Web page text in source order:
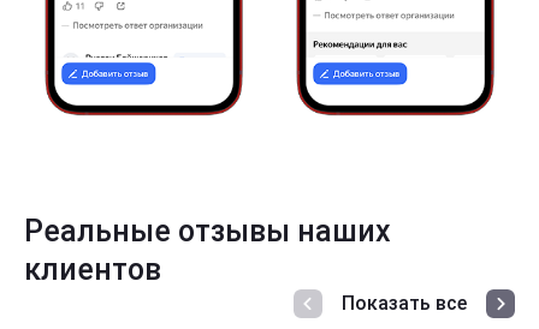
Реальные отзывы наших
клиентов
Показать все